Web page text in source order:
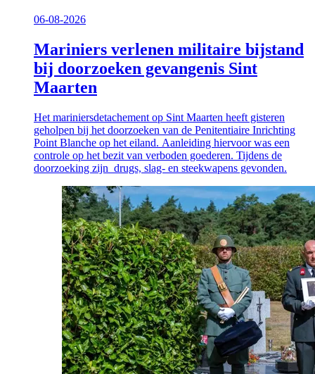
06-08-2026
Mariniers verlenen militaire bijstand
bij doorzoeken gevangenis Sint
Maarten
Het mariniersdetachement op Sint Maarten heeft gisteren
geholpen bij het doorzoeken van de Penitentiaire Inrichting
Point Blanche op het eiland. Aanleiding hiervoor was een
controle op het bezit van verboden goederen. Tijdens de
doorzoeking zijn drugs, slag- en steekwapens gevonden.